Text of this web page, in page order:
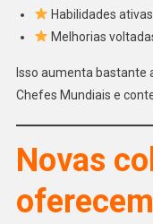
Habilidades
Melhorias
Isso aumenta bastante
Chefes Mundiais e
Novas